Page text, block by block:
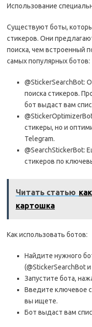
Использование
Существуют боты,
стикеров. Они
поиска, чем встроенный
самых популярных ботов:
@StickerSearchBot:
поиска стикеров.
бот выдаст вам
стикеры, но и
Telegram.
@SearchStickerBot:
стикеров по
Читать статью
картошка
Как использовать ботов:
Найдите нужного
(@StickerSearchBot и
Запустите бота,
Введите ключевое
вы ищете.
Бот выдаст вам